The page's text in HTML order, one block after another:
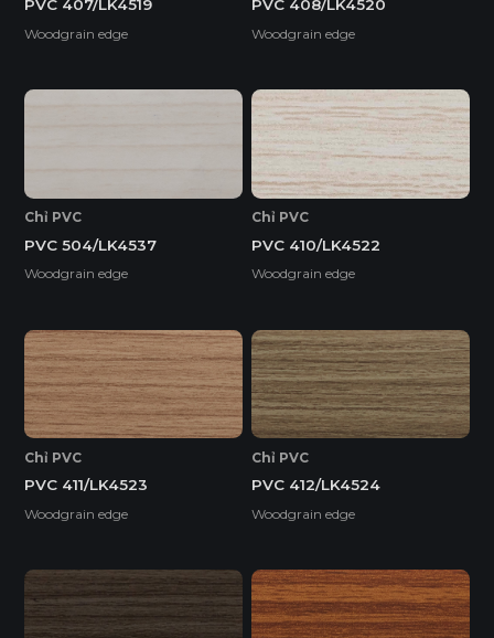
PVC 407/LK4519
Woodgrain edge
PVC 408/LK4520
Woodgrain edge
Chỉ PVC
PVC 504/LK4537
Woodgrain edge
Chỉ PVC
PVC 410/LK4522
Woodgrain edge
Chỉ PVC
PVC 411/LK4523
Woodgrain edge
Chỉ PVC
PVC 412/LK4524
Woodgrain edge